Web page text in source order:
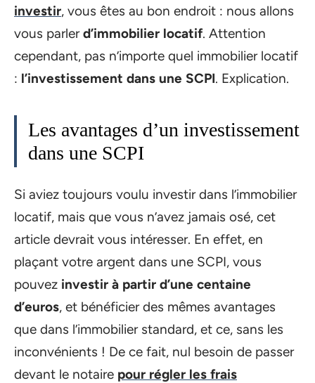
investir, vous êtes au bon endroit : nous allons
vous parlerd’immobilier locatif. Attention
cependant, pas n’importe quel immobilier locatif
: l’investissement dans une SCPI. Explication.
Les avantages d’un investissement
dans une SCPI
Si aviez toujours voulu investir dans l’immobilier
locatif, mais que vous n’avez jamais osé, cet
article devrait vous intéresser. En effet, en
plaçant votre argent dans une SCPI, vous
pouvez investir à partir d’une centaine
d’euros, et bénéficier des mêmes avantages
que dans l’immobilier standard, et ce, sans les
inconvénients ! De ce fait, nul besoin de passer
devant le notaire pour régler les frais